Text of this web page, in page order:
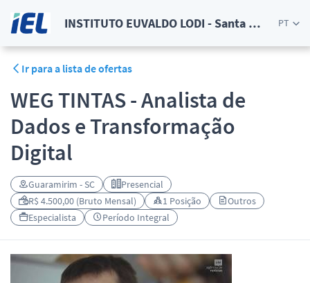
INSTITUTO EUVALDO LODI - Santa Catarina PT
Ir para a lista de ofertas
WEG TINTAS - Analista de
Dados e Transformação
Digital
Guaramirim - SC
Presencial
R$ 4.500,00 (Bruto Mensal)
1 Posição
Outros
Especialista
Período Integral